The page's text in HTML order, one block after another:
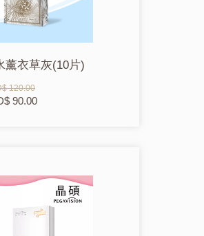
薰衣草灰(10片)
120.00
90.00